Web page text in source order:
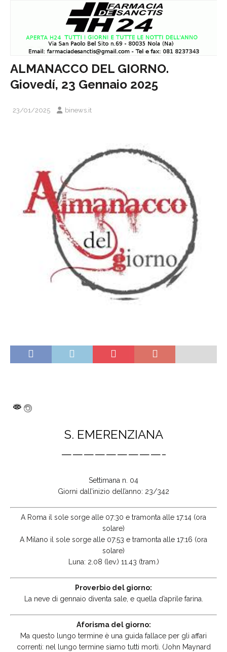
ALMANACCO DEL GIORNO.
Giovedí, 23 Gennaio 2025
23/01/2025 binews.it
S. EMERENZIANA
—————————-
Settimana n. 04
Giorni dall’inizio dell’anno: 23/342
A Roma il sole sorge alle 07:30 e tramonta alle 17:14 (ora
solare)
A Milano il sole sorge alle 07:53 e tramonta alle 17:16 (ora
solare)
Luna: 2.08 (lev.) 11.43 (tram.)
Proverbio del giorno:
La neve di gennaio diventa sale, e quella d’aprile farina.
Aforisma del giorno:
Ma questo lungo termine è una guida fallace per gli affari
correnti: nel lungo termine siamo tutti morti. (John Maynard